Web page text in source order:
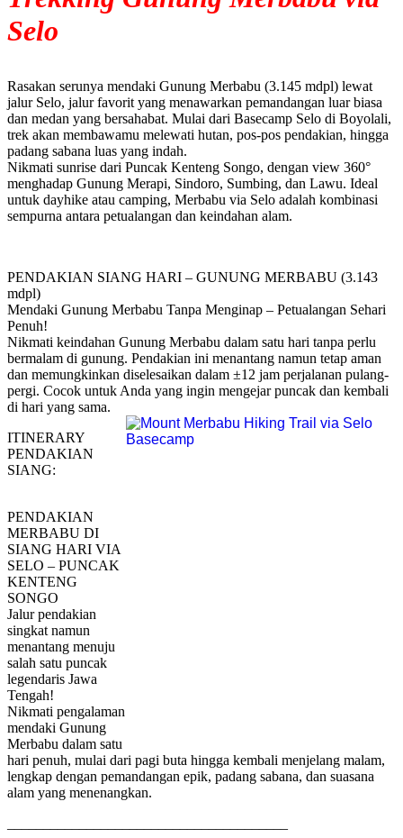
Selo
Rasakan serunya mendaki Gunung Merbabu (3.145 mdpl) lewat
jalur Selo, jalur favorit yang menawarkan pemandangan luar biasa
dan medan yang bersahabat. Mulai dari Basecamp Selo di Boyolali,
trek akan membawamu melewati hutan, pos-pos pendakian, hingga
padang sabana luas yang indah.
Nikmati sunrise dari Puncak Kenteng Songo, dengan view 360°
menghadap Gunung Merapi, Sindoro, Sumbing, dan Lawu. Ideal
untuk dayhike atau camping, Merbabu via Selo adalah kombinasi
sempurna antara petualangan dan keindahan alam.
PENDAKIAN SIANG HARI – GUNUNG MERBABU (3.143
mdpl)
Mendaki Gunung Merbabu Tanpa Menginap – Petualangan Sehari
Penuh!
Nikmati keindahan Gunung Merbabu dalam satu hari tanpa perlu
bermalam di gunung. Pendakian ini menantang namun tetap aman
dan memungkinkan diselesaikan dalam ±12 jam perjalanan pulang-
pergi. Cocok untuk Anda yang ingin mengejar puncak dan kembali
di hari yang sama.
ITINERARY
PENDAKIAN
SIANG:
PENDAKIAN
MERBABU DI
SIANG HARI VIA
SELO – PUNCAK
KENTENG
SONGO
Jalur pendakian
singkat namun
menantang menuju
salah satu puncak
legendaris Jawa
Tengah!
Nikmati pengalaman
mendaki Gunung
Merbabu dalam satu
hari penuh, mulai dari pagi buta hingga kembali menjelang malam,
lengkap dengan pemandangan epik, padang sabana, dan suasana
alam yang menenangkan.